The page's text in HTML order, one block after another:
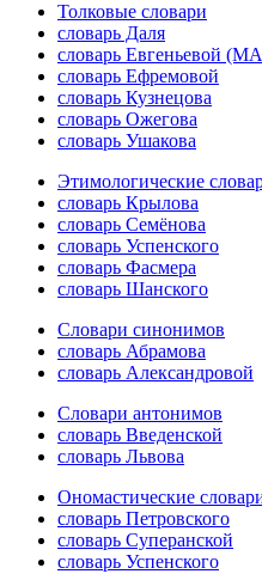
Толковые словари
словарь Даля
словарь Евгеньевой
словарь Ефремовой
словарь Кузнецова
словарь Ожегова
словарь Ушакова
Этимологические
словарь Крылова
словарь Семёнова
словарь Успенского
словарь Фасмера
словарь Шанского
Словари синонимов
словарь Абрамова
словарь Александровой
Словари антонимов
словарь Введенской
словарь Львова
Ономастические
словарь Петровского
словарь Суперанской
словарь Успенского